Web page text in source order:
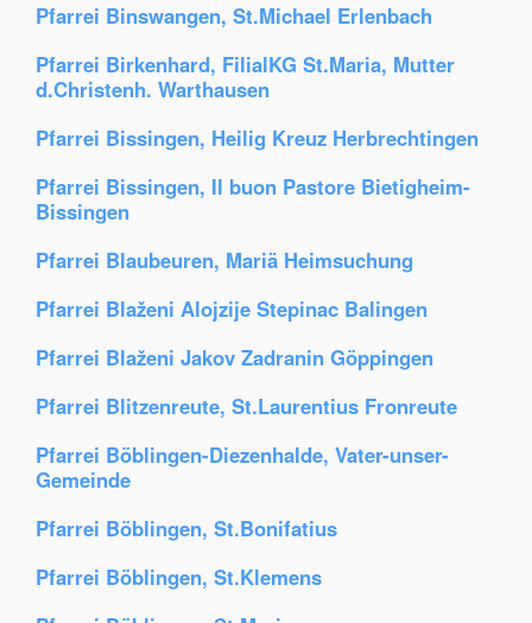
Pfarrei Binswangen, St.Michael Erlenbach
Pfarrei Birkenhard, FilialKG St.Maria, Mutter
d.Christenh. Warthausen
Pfarrei Bissingen, Heilig Kreuz Herbrechtingen
Pfarrei Bissingen, Il buon Pastore Bietigheim-
Bissingen
Pfarrei Blaubeuren, Mariä Heimsuchung
Pfarrei Blaženi Alojzije Stepinac Balingen
Pfarrei Blaženi Jakov Zadranin Göppingen
Pfarrei Blitzenreute, St.Laurentius Fronreute
Pfarrei Böblingen-Diezenhalde, Vater-unser-
Gemeinde
Pfarrei Böblingen, St.Bonifatius
Pfarrei Böblingen, St.Klemens